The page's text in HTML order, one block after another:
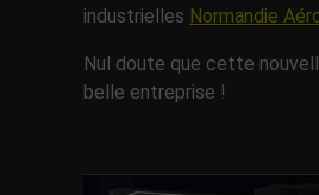
industrielles Normandie
Nul doute que cette
belle entreprise !